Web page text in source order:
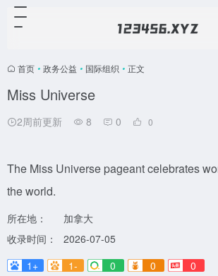
首页 • 政务公益 • 国际组织 • 正文
Miss Universe
2周前更新 8 0 0
The Miss Universe pageant celebrates
the world.
所在地：
加拿大
收录时间：
2026-07-05
1+
1- 0 0 0